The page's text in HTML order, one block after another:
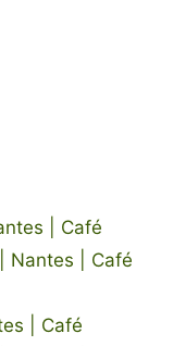
| Café
Nantes | Café
| Café